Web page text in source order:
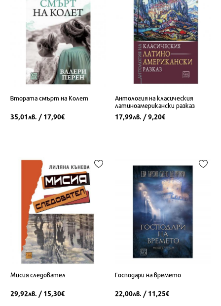
Втората смърт на Колет
35,01лв. / 17,90€
Антология на класическия
латиноамерикански разказ
17,99лв. / 9,20€
Мисия следовател
29,92лв. / 15,30€
Господари на времето
22,00лв. / 11,25€